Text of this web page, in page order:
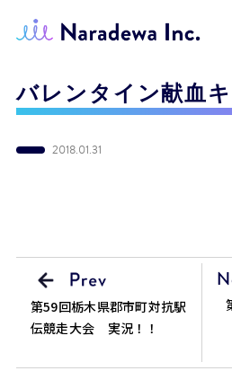
バレンタイン献血
2018.01.31
第59回栃木県郡市町対抗駅
伝競走大会 実況！！